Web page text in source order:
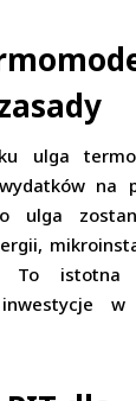
ulga
na
ulga
To istotna
w